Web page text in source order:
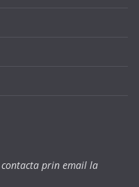
prin email la